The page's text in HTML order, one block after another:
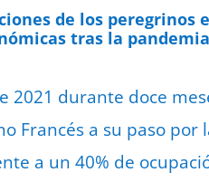
de los peregrinos
tras la
2021 durante doce
Francés a su paso por
a un 40% de